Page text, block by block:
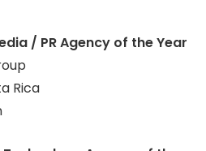
/ PR Agency of the Year
Rica